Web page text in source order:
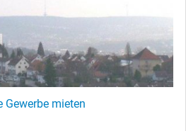
Gewerbe mieten